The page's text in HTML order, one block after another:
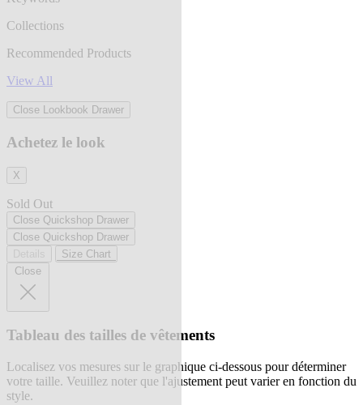
Collections
Recommended Products
View All
Close Lookbook Drawer
Achetez le look
X
Sold Out
Close Quickshop Drawer
Close Quickshop Drawer
Size Chart
Close
Tableau des tailles de vêtements
Localisez vos mesures sur le graphique ci-dessous pour déterminer
votre taille. Veuillez noter que l'ajustement peut varier en fonction du
style.